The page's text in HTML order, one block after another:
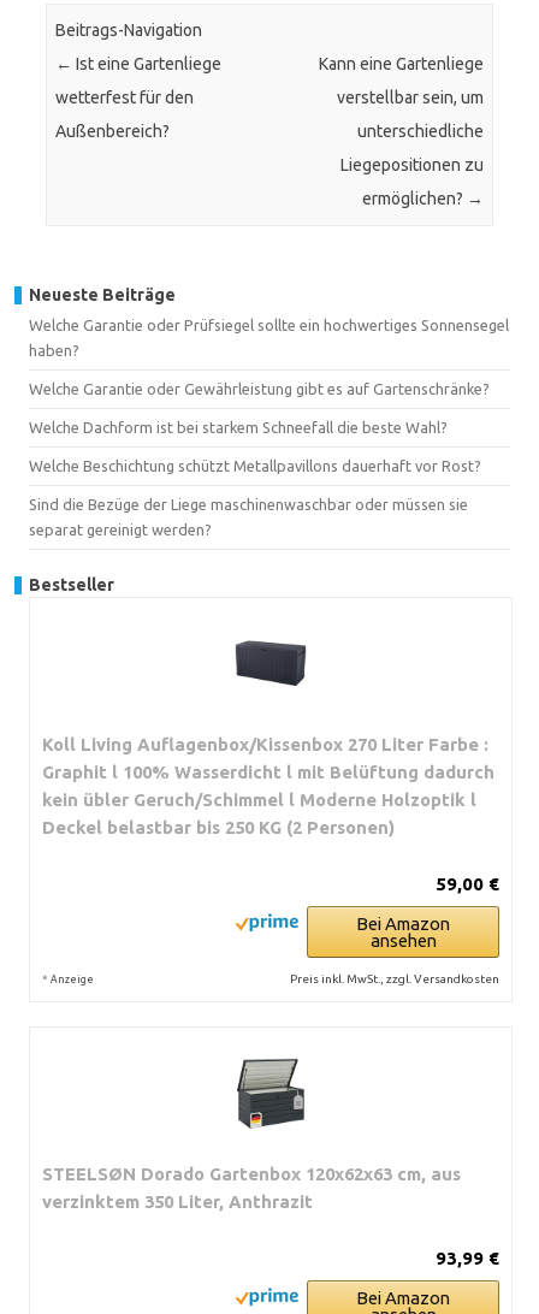
Beitrags-Navigation
← Ist eine Gartenliege
wetterfest für den
Außenbereich?
Kann eine Gartenliege
verstellbar sein, um
unterschiedliche
Liegepositionen zu
ermöglichen? →
Neueste Beiträge
Welche Garantie oder Prüfsiegel sollte ein hochwertiges Sonnensegel
haben?
Welche Garantie oder Gewährleistung gibt es auf Gartenschränke?
Welche Dachform ist bei starkem Schneefall die beste Wahl?
Welche Beschichtung schützt Metallpavillons dauerhaft vor Rost?
Sind die Bezüge der Liege maschinenwaschbar oder müssen sie
separat gereinigt werden?
Bestseller
Koll Living Auflagenbox/Kissenbox 270 Liter Farbe :
Graphit l 100% Wasserdicht l mit Belüftung dadurch
kein übler Geruch/Schimmel l Moderne Holzoptik l
Deckel belastbar bis 250 KG (2 Personen)
59,00 €
Bei Amazon
ansehen
* Anzeige Preis inkl. MwSt., zzgl. Versandkosten
STEELSØN Dorado Gartenbox 120x62x63 cm, aus
verzinktem 350 Liter, Anthrazit
93,99 €
Bei Amazon